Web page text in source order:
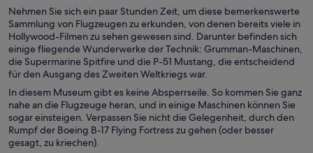
Nehmen Sie sich ein paar Stunden Zeit, um diese bemerkenswerte
Sammlung von Flugzeugen zu erkunden, von denen bereits viele in
Hollywood-Filmen zu sehen gewesen sind. Darunter befinden sich
einige fliegende Wunderwerke der Technik: Grumman-Maschinen,
die Supermarine Spitfire und die P-51 Mustang, die entscheidend
für den Ausgang des Zweiten Weltkriegs war.
In diesem Museum gibt es keine Absperrseile. So kommen Sie ganz
nahe an die Flugzeuge heran, und in einige Maschinen können Sie
sogar einsteigen. Verpassen Sie nicht die Gelegenheit, durch den
Rumpf der Boeing B-17 Flying Fortress zu gehen (oder besser
gesagt, zu kriechen).